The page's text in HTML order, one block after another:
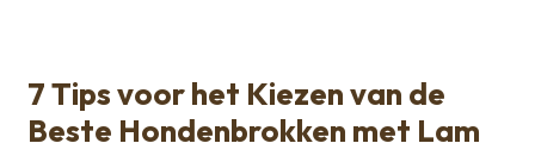
7 Tips voor het Kiezen van de
Beste Hondenbrokken met Lam